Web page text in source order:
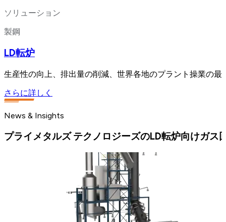
ソリューション
製鋼
LD転炉
生産性の向上、排出量の削減、世界各地のプラント操業の
さらに詳しく
News & Insights
プライメタルズ テクノロジーズのLD転炉向けガス